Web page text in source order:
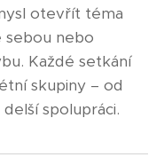
otevřít téma
sebou nebo
Každé setkání
skupiny – od
spolupráci.